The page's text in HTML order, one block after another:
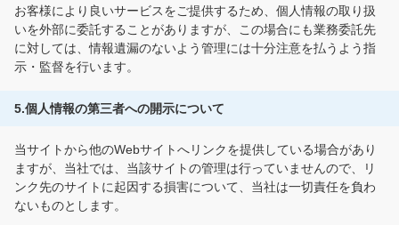
お客様により良いサービスをご提供するため、個人情報の取り扱
いを外部に委託することがありますが、この場合にも業務委託先
に対しては、情報遺漏のないよう管理には十分注意を払うよう指
示・監督を行います。
5.個人情報の第三者への開示について
当サイトから他のWebサイトへリンクを提供している場合があり
ますが、当社では、当該サイトの管理は行っていませんので、リ
ンク先のサイトに起因する損害について、当社は一切責任を負わ
ないものとします。